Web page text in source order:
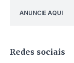
ANUNCIE AQUI
Redes sociais